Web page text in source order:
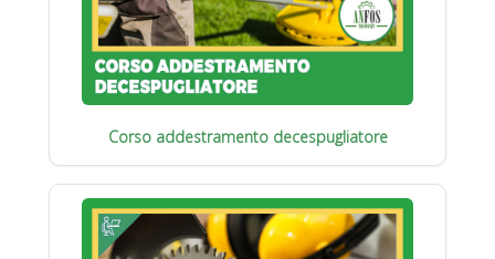
Corso addestramento decespugliatore